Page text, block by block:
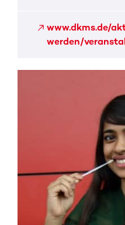
www.dkms.de/
werden/